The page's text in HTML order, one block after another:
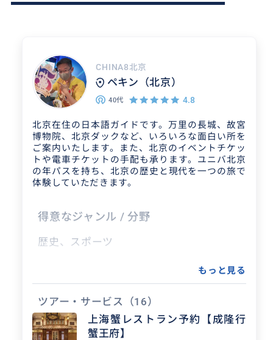
CHINA8北京
ペキン（北京）
40代 4.8
北京在住の日本語ガイドです。万里の長城、故宮
博物院、北京ダックなど、いろいろな面白い所を
ご案内いたします。また、北京のイベントチケッ
トや電車チケットの手配も承ります。ユニバ北京
の年パスを持ち、北京の歴史と現代を一つの旅で
体験していただきます。
得意なジャンル / 分野
歴史、スポーツ
クチコミ
蟹の予約
もっと見る
ツアー・サービス
（16）
上海蟹レストラン予約【成隆行
蟹王府】